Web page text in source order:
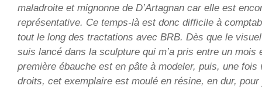
maladroite et mignonne de D’Artagnan car elle est
représentative. Ce temps-là est donc difficile à
tout le long des tractations avec BRB. Dès que le
suis lancé dans la sculpture qui m’a pris entre un mois
première ébauche est en pâte à modeler, puis, une
droits, cet exemplaire est moulé en résine, en dur,